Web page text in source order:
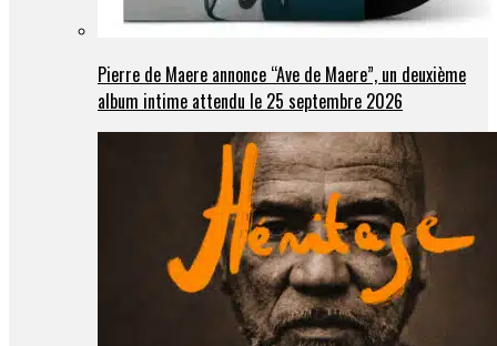
Pierre de Maere annonce “Ave de Maere”, un deuxième
album intime attendu le 25 septembre 2026